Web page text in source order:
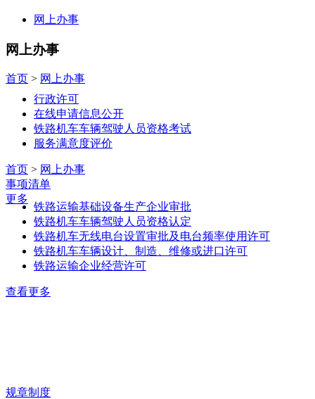
网上办事
网上办事
首页 > 网上办事
行政许可
在线申请信息公开
铁路机车车辆驾驶人员资格考试
服务满意度评价
首页 > 网上办事
事项清单
更多
铁路运输基础设备生产企业审批
铁路机车车辆驾驶人员资格认定
铁路机车无线电台设置审批及电台频率使用许可
铁路机车车辆设计、制造、维修或进口许可
铁路运输企业经营许可
查看更多
规章制度